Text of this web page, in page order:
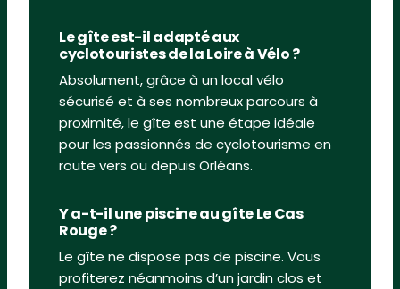
Le gîte est-il adapté aux
cyclotouristes de la Loire à Vélo ?
Absolument, grâce à un local vélo
sécurisé et à ses nombreux parcours à
proximité, le gîte est une étape idéale
pour les passionnés de cyclotourisme en
route vers ou depuis Orléans.
Y a-t-il une piscine au gîte Le Cas
Rouge ?
Le gîte ne dispose pas de piscine. Vous
profiterez néanmoins d’un jardin clos et